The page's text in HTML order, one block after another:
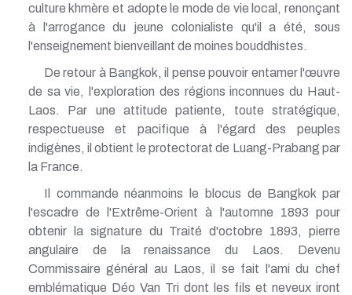
culture khmère et adopte le mode de vie local, renonçant
à l'arrogance du jeune colonialiste qu'il a été, sous
l'enseignement bienveillant de moines bouddhistes.
De retour à Bangkok, il pense pouvoir entamer l'œuvre
de sa vie, l'exploration des régions inconnues du Haut-
Laos. Par une attitude patiente, toute stratégique,
respectueuse et pacifique à l'égard des peuples
indigènes, il obtient le protectorat de Luang-Prabang par
la France.
Il commande néanmoins le blocus de Bangkok par
l'escadre de l'Extrême-Orient à l'automne 1893 pour
obtenir la signature du Traité d'octobre 1893, pierre
angulaire de la renaissance du Laos. Devenu
Commissaire général au Laos, il se fait l'ami du chef
emblématique Déo Van Tri dont les fils et neveux iront